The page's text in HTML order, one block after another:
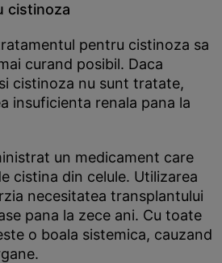
cistinoza
pentru cistinoza sa
curand posibil. Daca
cistinoza nu sunt tratate,
insuficienta renala pana la
un medicament care
cistina din celule. Utilizarea
necesitatea transplantului
pana la zece ani. Cu toate
o boala sistemica, cauzand